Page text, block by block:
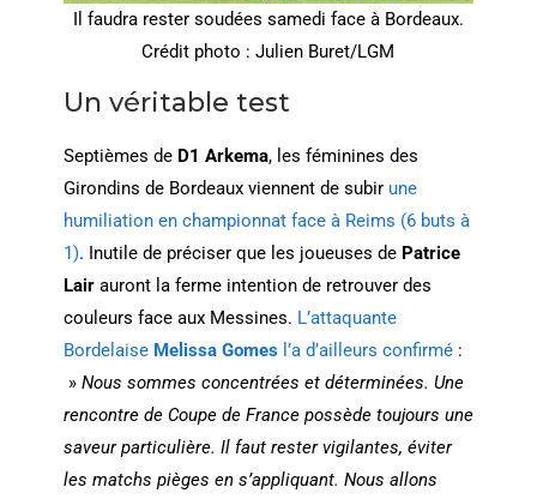
Il faudra rester soudées samedi face à Bordeaux.
Crédit photo : Julien Buret/LGM
Un véritable test
Septièmes de D1 Arkema, les féminines des
Girondins de Bordeaux viennent de subir une
humiliation en championnat face à Reims (6 buts à
1). Inutile de préciser que les joueuses de Patrice
Lairauront la ferme intention de retrouver des
couleurs face aux Messines. L’attaquante
Bordelaise Melissa Gomesl’a d’ailleurs confirmé:
» Nous sommes concentrées et déterminées. Une
rencontre de Coupe de France possède toujours une
saveur particulière. Il faut rester vigilantes, éviter
les matchs pièges en s’appliquant. Nous allons